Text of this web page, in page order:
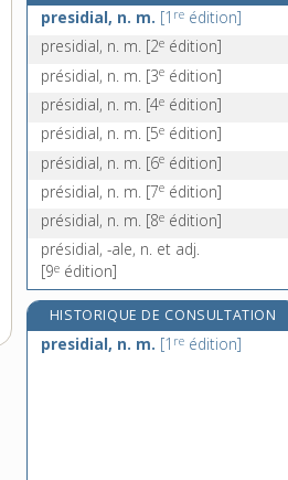
présomption, n. f.
présomptueusement, adv.
présonorisation, n. f.
presidial, n. m. [1 re édition]
presidial, n. m. [2e édition]
présidial, n. m. [3e édition]
présidial, n. m. [4e édition]
présidial, n. m. [5e édition]
présidial, n. m. [6e édition]
présidial, n. m. [7e édition]
présidial, n. m. [8e édition]
présidial, -ale, n. et adj.
[9e édition]
HISTORIQUE DE CONSULTATION
presidial, n. m. [1 re édition]